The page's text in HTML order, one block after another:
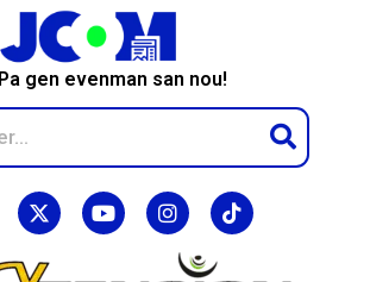
Pa gen evenman san nou!